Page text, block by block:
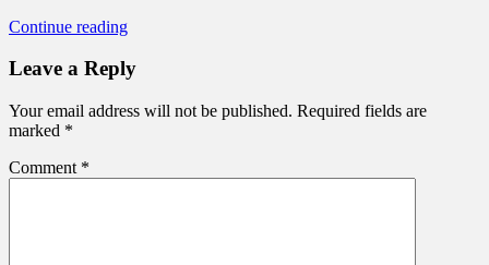
Continue reading
Leave a Reply
Your email address will not be published. Required fields are
marked *
Comment *